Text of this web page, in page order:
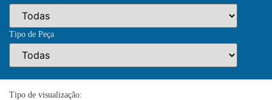
Tipo de Peça
Tipo de visualização: